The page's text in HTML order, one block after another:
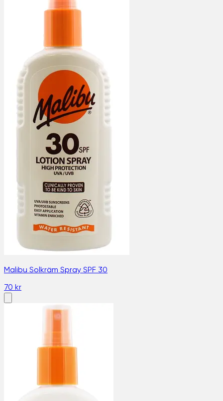
Malibu Solkräm Spray SPF 30
70 kr